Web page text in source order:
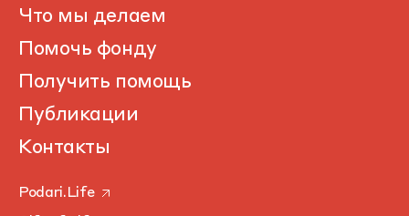
Что мы делаем
Помочь фонду
Получить помощь
Публикации
Контакты
Podari.Life